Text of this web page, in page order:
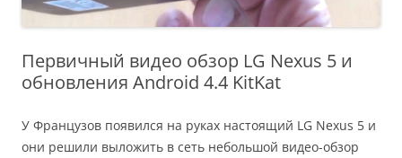
Первичный видео обзор LG Nexus 5 и
обновления Android 4.4 KitKat
У Французов появился на руках настоящий LG Nexus 5 и
они решили выложить в сеть небольшой видео-обзор